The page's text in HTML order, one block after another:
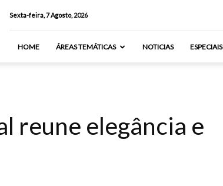
Sexta-feira, 7 Agosto, 2026
HOME ÁREAS TEMÁTICAS NOTICIAS ESPECIAIS
reune elegância e